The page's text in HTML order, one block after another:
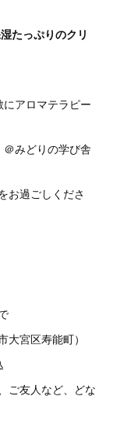
たっぷりのクリ
アロマテラピー
みどりの学び舎
お過ごしくださ
宮区寿能町）
ご友人など、どな